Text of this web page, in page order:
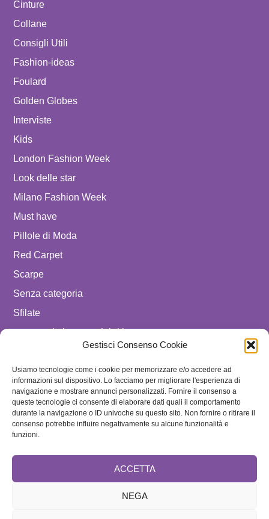
Gestisci Consenso Cookie
Usiamo tecnologie come i cookie per memorizzare e/o accedere ad
informazioni sul dispositivo. Lo facciamo per migliorare l'esperienza di
navigazione e mostrare annunci personalizzati. Fornire il consenso a
queste tecnologie ci consente di elaborare dati quali il comportamento
durante la navigazione o ID univoche su questo sito. Non fornire o ritirare il
consenso potrebbe influire negativamente su alcune funzionalità e
funzioni.
ACCETTA
NEGA
Cinture
Collane
Consigli Utili
Fashion-ideas
Foulard
Golden Globes
Interviste
Kids
London Fashion Week
Look delle star
Milano Fashion Week
Must have
Pillole di Moda
Red Carpet
Scarpe
Senza categoria
Sfilate
spostare in luxury celebrities
Uomo
SEGUICI SU
ISCRIVITI ALLA NEWSLETTER